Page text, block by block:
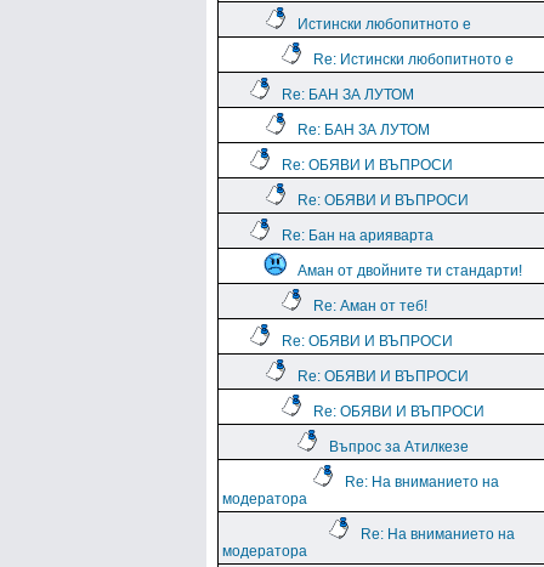
Истински любопитното е
Re: Истински любопитното е
Re: БАН ЗА ЛУТОМ
Re: БАН ЗА ЛУТОМ
Re: ОБЯВИ И ВЪПРОСИ
Re: ОБЯВИ И ВЪПРОСИ
Re: Бан на арияварта
Аман от двойните ти стандарти!
Re: Аман от теб!
Re: ОБЯВИ И ВЪПРОСИ
Re: ОБЯВИ И ВЪПРОСИ
Re: ОБЯВИ И ВЪПРОСИ
Въпрос за Атилкезе
Re: На вниманието на
модератора
Re: На вниманието на
модератора